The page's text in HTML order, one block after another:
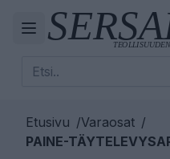
Etusivu /Varaosat /
PAINE-